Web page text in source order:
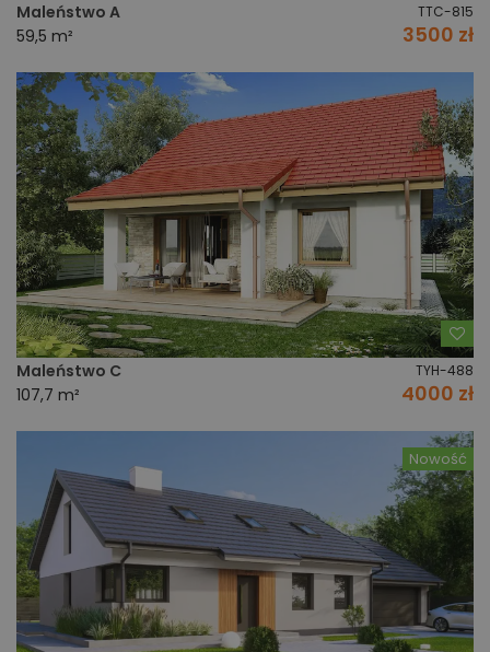
Maleństwo A TTC-815
59,5 m² 3500 zł
Maleństwo C TYH-488
107,7 m² 4000 zł
Nowość